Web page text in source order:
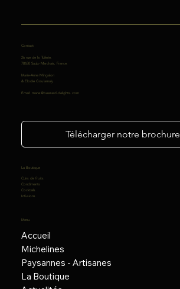
Contact
26 rue de la Tuilerie,
78650 Saulx-Marchais, France.
Marie-Anne Mingalon
& Elodie Goulamaly
Email:marie@beezard-delights.com
Télécharger notre brochure
La Boutique
Cuirs de fruits
Condiments
Cocktails
Infusions
Menu
Accueil
Michelines
Paysannes - Artisanes
La Boutique